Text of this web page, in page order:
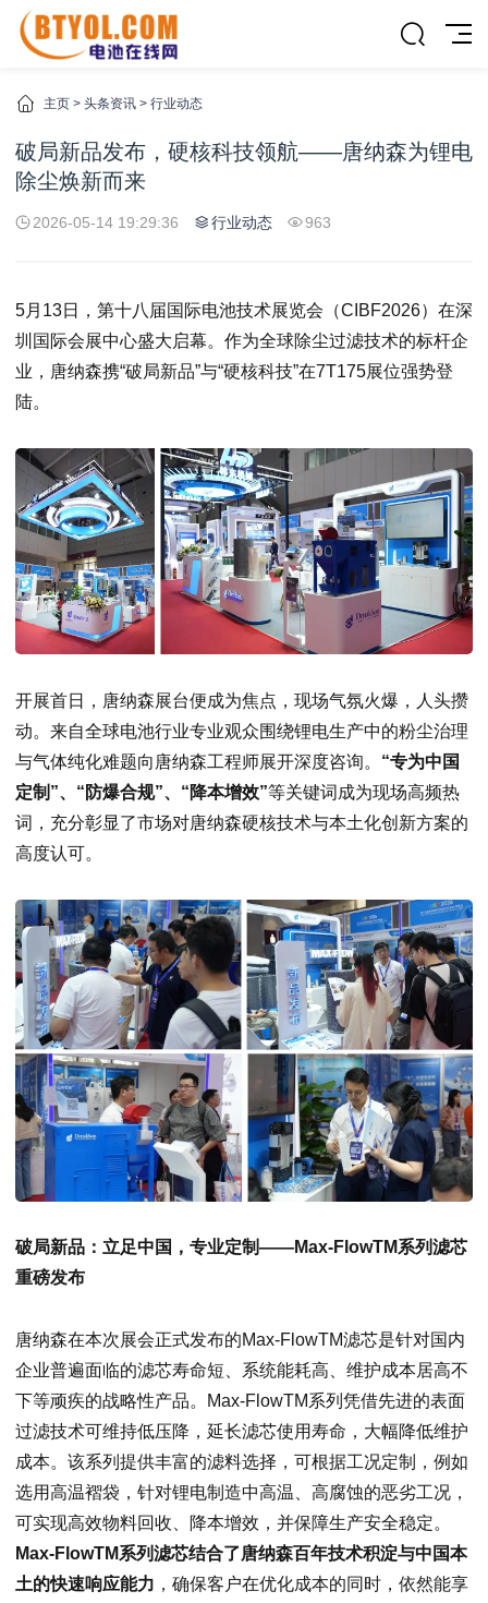
主页 > 头条资讯 > 行业动态
破局新品发布，硬核科技领航——唐纳森为锂电
除尘焕新而来
2026-05-14 19:29:36 行业动态 963
5月13日，第十八届国际电池技术展览会（CIBF2026）在深
圳国际会展中心盛大启幕。作为全球除尘过滤技术的标杆企
业，唐纳森携“破局新品”与“硬核科技”在7T175展位强势登
陆。
开展首日，唐纳森展台便成为焦点，现场气氛火爆，人头攒
动。来自全球电池行业专业观众围绕锂电生产中的粉尘治理
与气体纯化难题向唐纳森工程师展开深度咨询。 “专为中国
定制”、“防爆合规”、“降本增效”等关键词成为现场高频热
词，充分彰显了市场对唐纳森硬核技术与本土化创新方案的
高度认可。
破局新品：立足中国，专业定制——Max-FlowTM系列滤芯
重磅发布
唐纳森在本次展会正式发布的Max-FlowTM滤芯是针对国内
企业普遍面临的滤芯寿命短、系统能耗高、维护成本居高不
下等顽疾的战略性产品。Max-FlowTM系列凭借先进的表面
过滤技术可维持低压降，延长滤芯使用寿命，大幅降低维护
成本。该系列提供丰富的滤料选择，可根据工况定制，例如
选用高温褶袋，针对锂电制造中高温、高腐蚀的恶劣工况，
可实现高效物料回收、降本增效，并保障生产安全稳定。
Max-FlowTM系列滤芯结合了唐纳森百年技术积淀与中国本
土的快速响应能力 ，确保客户在优化成本的同时，依然能享